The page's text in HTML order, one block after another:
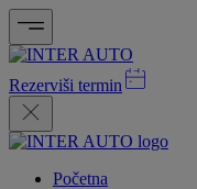
Rezerviši termin
Početna